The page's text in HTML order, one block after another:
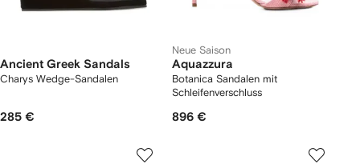
Ancient Greek Sandals
Charys Wedge-Sandalen
285 €
Neue Saison
Aquazzura
Botanica Sandalen mit
Schleifenverschluss
896 €